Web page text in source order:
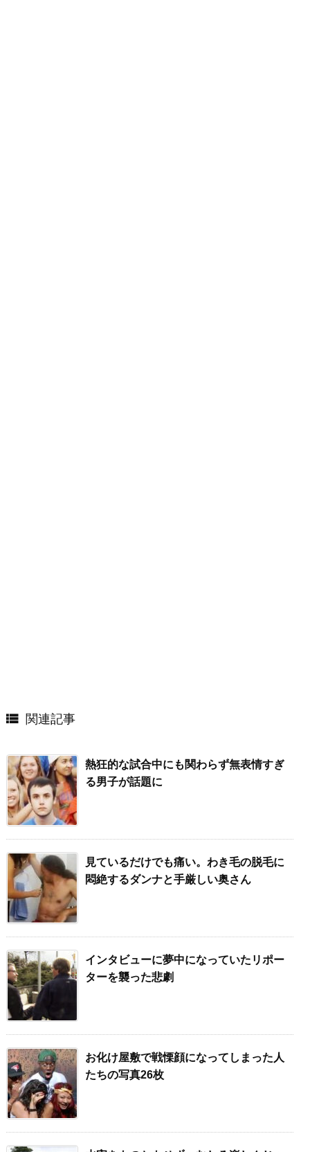
 関連記事
熱狂的な試合中にも関わらず無表情すぎ
る男子が話題に
見ているだけでも痛い。わき毛の脱毛に
悶絶するダンナと手厳しい奥さん
インタビューに夢中になっていたリポー
ターを襲った悲劇
お化け屋敷で戦慄顔になってしまった人
たちの写真26枚